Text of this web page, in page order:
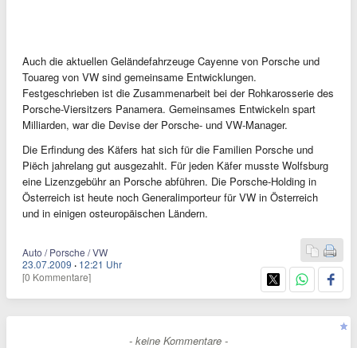
Auch die aktuellen Geländefahrzeuge Cayenne von Porsche und
Touareg von VW sind gemeinsame Entwicklungen.
Festgeschrieben ist die Zusammenarbeit bei der Rohkarosserie des
Porsche-Viersitzers Panamera. Gemeinsames Entwickeln spart
Milliarden, war die Devise der Porsche- und VW-Manager.
Die Erfindung des Käfers hat sich für die Familien Porsche und
Piëch jahrelang gut ausgezahlt. Für jeden Käfer musste Wolfsburg
eine Lizenzgebühr an Porsche abführen. Die Porsche-Holding in
Österreich ist heute noch Generalimporteur für VW in Österreich
und in einigen osteuropäischen Ländern.
Auto / Porsche / VW
23.07.2009 · 12:21 Uhr
[0 Kommentare]
- keine Kommentare -